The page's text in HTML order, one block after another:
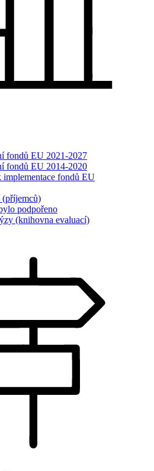
fondů EU 2021-2027
fondů EU 2014-2020
fondů EU
(příjemců)
podpořeno
(knihovna evaluací)